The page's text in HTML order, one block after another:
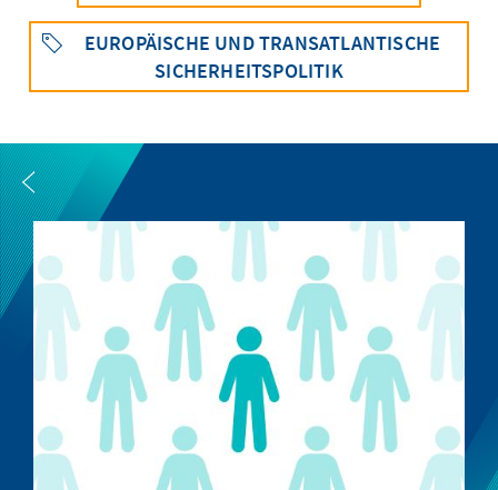
EUROPÄISCHE UND TRANSATLANTISCHE
SICHERHEITSPOLITIK